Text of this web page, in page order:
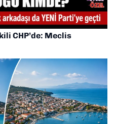
CHP’de: Meclis